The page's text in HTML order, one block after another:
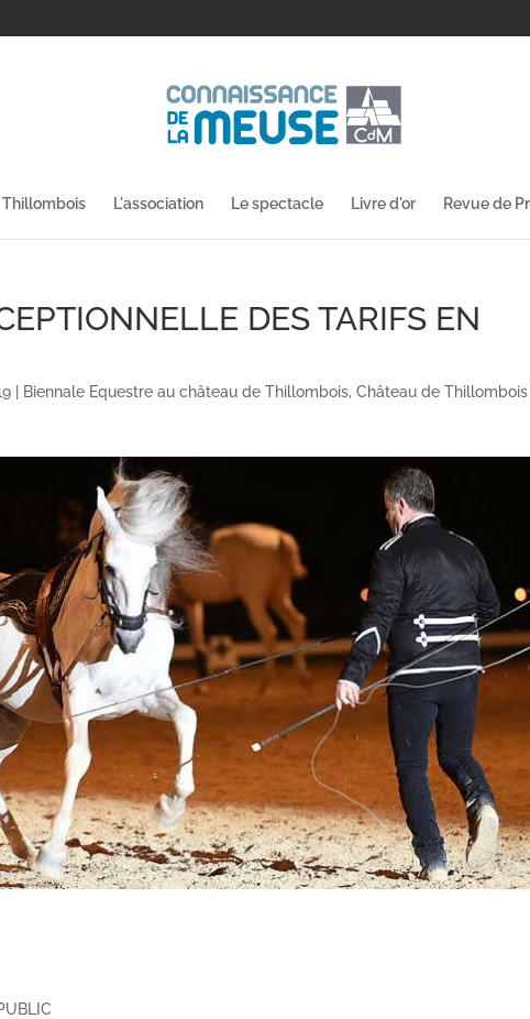
L'association Le spectacle Livre d'or Revue de
DES TARIFS EN
| Biennale Equestre au château de Thillombois,Château de Thillombois